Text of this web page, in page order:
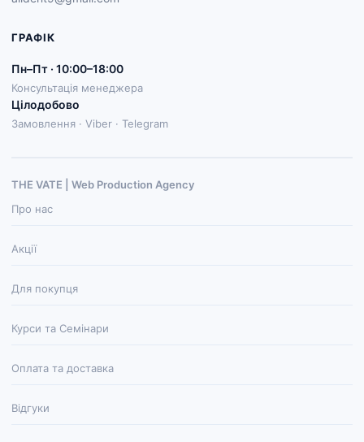
ГРАФІК
Пн–Пт · 10:00–18:00
Консультація менеджера
Цілодобово
Замовлення · Viber · Telegram
THE VATE | Web Production Agenсy
Про нас
Акції
Для покупця
Курси та Семінари
Оплата та доставка
Відгуки